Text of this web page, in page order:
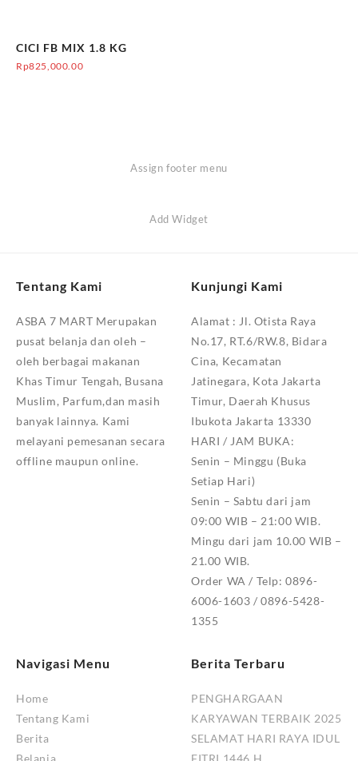
CICI FB MIX 1.8 KG
Rp825,000.00
Assign footer menu
Add Widget
Tentang Kami
ASBA 7 MART Merupakan
pusat belanja dan oleh –
oleh berbagai makanan
Khas Timur Tengah, Busana
Muslim, Parfum,dan masih
banyak lainnya. Kami
melayani pemesanan secara
offline maupun online.
Kunjungi Kami
Alamat : Jl. Otista Raya
No.17, RT.6/RW.8, Bidara
Cina, Kecamatan
Jatinegara, Kota Jakarta
Timur, Daerah Khusus
Ibukota Jakarta 13330
HARI / JAM BUKA:
Senin – Minggu (Buka
Setiap Hari)
Senin – Sabtu dari jam
09:00 WIB – 21:00 WIB.
Mingu dari jam 10.00 WIB –
21.00 WIB.
Order WA / Telp: 0896-
6006-1603 / 0896-5428-
1355
Navigasi Menu
Home
Tentang Kami
Berita
Berita Terbaru
PENGHARGAAN
KARYAWAN TERBAIK 2025
SELAMAT HARI RAYA IDUL